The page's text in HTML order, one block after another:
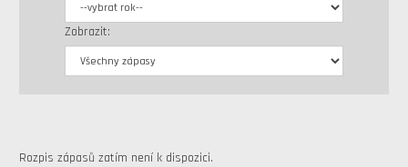
Zobrazit:
Rozpis zápasů zatím není k dispozici.